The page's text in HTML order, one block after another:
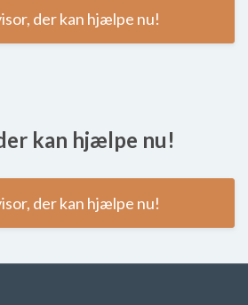
der kan hjælpe nu!
kan hjælpe nu!
der kan hjælpe nu!